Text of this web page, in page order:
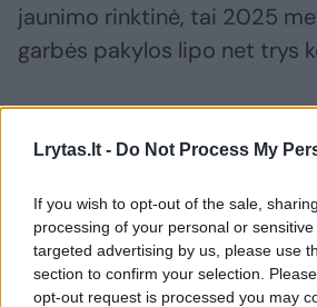
Lrytas.lt - Do Not Process My
If you wish to opt-out of the sale,
processing of your personal or
targeted advertising by us, please use
section to confirm your selection.
opt-out request is processed you may
jaunimo rinktinė, tai 2025
garbės pakylos lipo net trys
Šiais metais iš Europos
apdovanojimus parsivežė
mečiai ir 16-mečiai vaikinai
merginos. Maža to, 16-mečių
iškovojo kelialapį į kitų metų
mečių pirmenybes.